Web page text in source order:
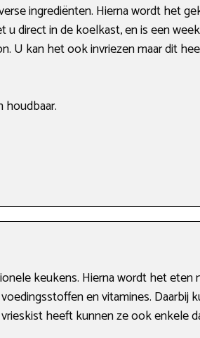
ingrediënten. Hierna wordt het
direct in de koelkast, en is een
U kan het ook invriezen maar dit
houdbaar.
keukens. Hierna wordt het eten
en vitamines. Daarbij
heeft kunnen ze ook enkele